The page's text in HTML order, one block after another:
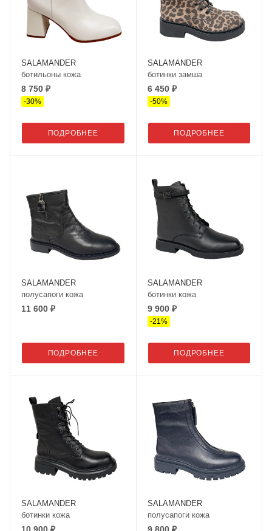
SALAMANDER
ботильоны кожа
8 750 ₽
-30%
ПОДРОБНЕЕ
SALAMANDER
ботинки замша
6 450 ₽
-50%
ПОДРОБНЕЕ
SALAMANDER
полусапоги кожа
11 600 ₽
ПОДРОБНЕЕ
SALAMANDER
ботинки кожа
9 900 ₽
-21%
ПОДРОБНЕЕ
SALAMANDER
ботинки кожа
10 900 ₽
SALAMANDER
полусапоги кожа
9 800 ₽